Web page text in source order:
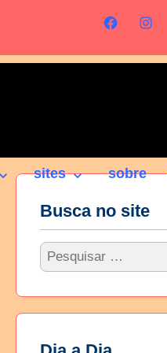
sites sobre
Busca no site